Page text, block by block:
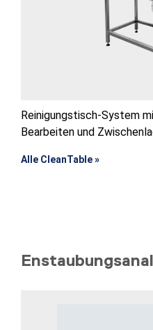
Reinigungstisch-System
Bearbeiten und
Reinigungssystemen.
Alle CleanTable »